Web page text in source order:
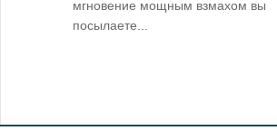
мгновение мощным взмахом вы
посылаете...